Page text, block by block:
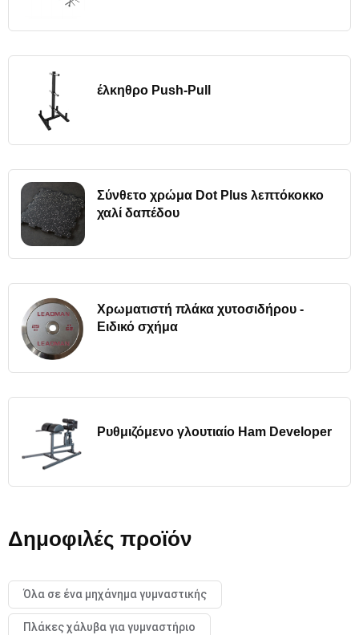
έλκηθρο Push-Pull
Σύνθετο χρώμα Dot Plus λεπτόκοκκο
χαλί δαπέδου
Χρωματιστή πλάκα χυτοσιδήρου -
Ειδικό σχήμα
Ρυθμιζόμενο γλουτιαίο Ham Developer
Δημοφιλές προϊόν
Όλα σε ένα μηχάνημα γυμναστικής
Πλάκες χάλυβα για γυμναστήριο